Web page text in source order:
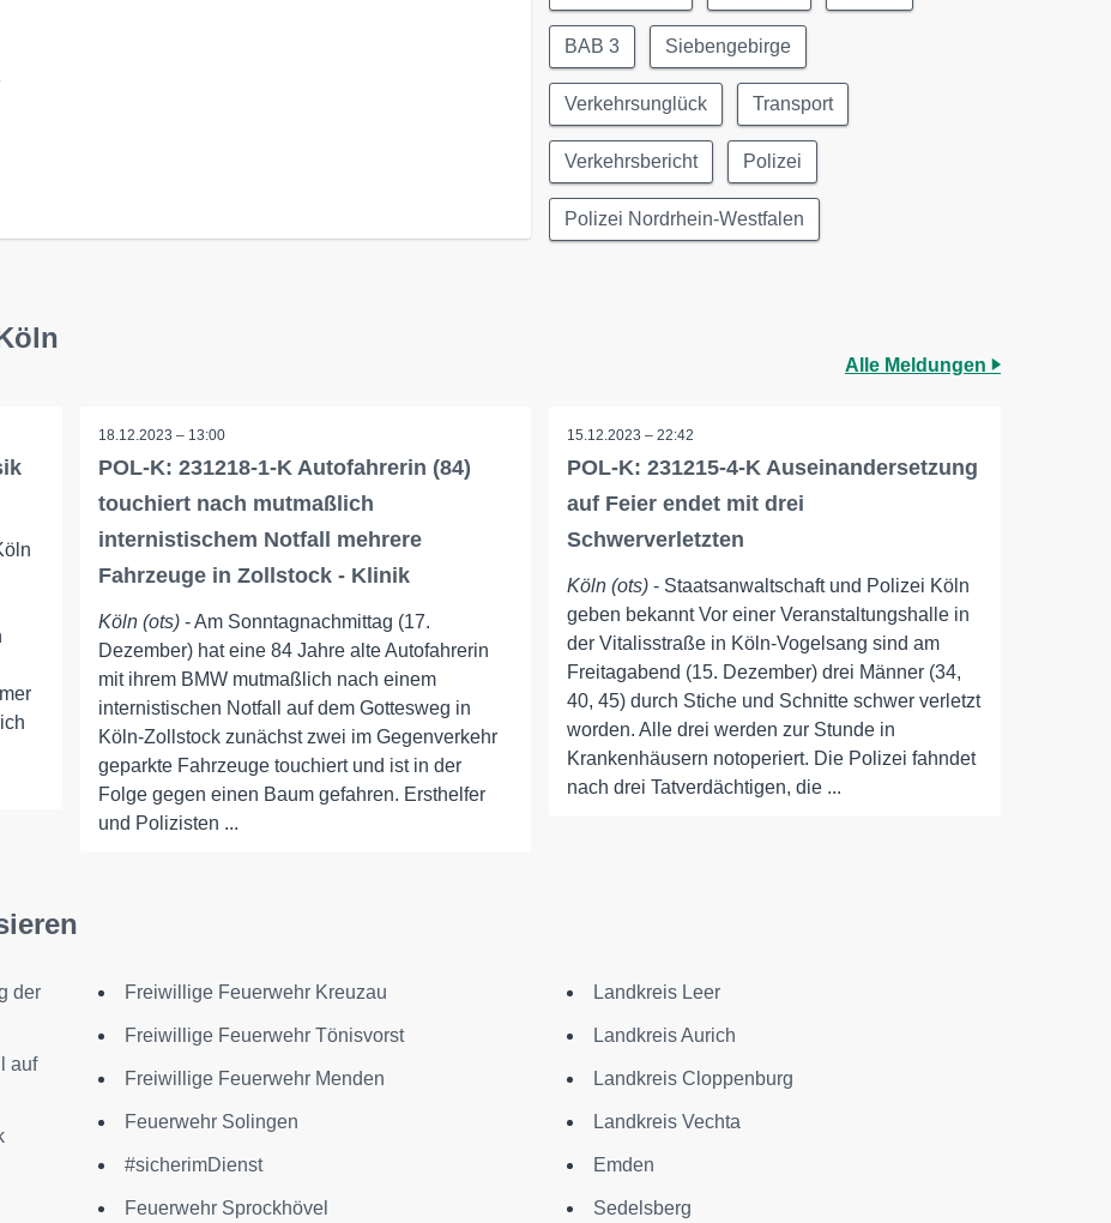
BAB 3 Siebengebirge
Verkehrsunglück Transport
Verkehrsbericht Polizei
Polizei Nordrhein-Westfalen
Alle Meldungen
18.12.2023 – 13:00
POL-K: 231218-1-K Autofahrerin (84)
touchiert nach mutmaßlich
internistischem Notfall mehrere
Fahrzeuge in Zollstock - Klinik
Köln (ots)- Am Sonntagnachmittag (17.
Dezember) hat eine 84 Jahre alte Autofahrerin
mit ihrem BMW mutmaßlich nach einem
internistischen Notfall auf dem Gottesweg in
Köln-Zollstock zunächst zwei im Gegenverkehr
geparkte Fahrzeuge touchiert und ist in der
Folge gegen einen Baum gefahren. Ersthelfer
und Polizisten ...
15.12.2023 – 22:42
POL-K: 231215-4-K Auseinandersetzung
auf Feier endet mit drei
Schwerverletzten
Köln (ots) - Staatsanwaltschaft und Polizei Köln
geben bekannt Vor einer Veranstaltungshalle in
der Vitalisstraße in Köln-Vogelsang sind am
Freitagabend (15. Dezember) drei Männer (34,
40, 45) durch Stiche und Schnitte schwer verletzt
worden. Alle drei werden zur Stunde in
Krankenhäusern notoperiert. Die Polizei fahndet
nach drei Tatverdächtigen, die ...
der
auf
Freiwillige Feuerwehr Kreuzau
Freiwillige Feuerwehr Tönisvorst
Freiwillige Feuerwehr Menden
Feuerwehr Solingen
#sicherimDienst
Feuerwehr Sprockhövel
Landkreis Leer
Landkreis Aurich
Landkreis Cloppenburg
Landkreis Vechta
Emden
Sedelsberg